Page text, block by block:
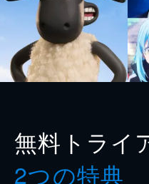
無料トライ
2つの特典